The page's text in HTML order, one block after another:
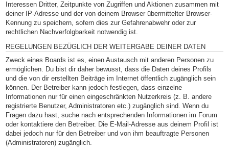
Interessen Dritter, Zeitpunkte von Zugriffen und Aktionen zusammen mit
deiner IP-Adresse und der von deinem Browser übermittelter Browser-
Kennung zu speichern, sofern dies zur Gefahrenabwehr oder zur
rechtlichen Nachverfolgbarkeit notwendig ist.
REGELUNGEN BEZÜGLICH DER WEITERGABE DEINER DATEN
Zweck eines Boards ist es, einen Austausch mit anderen Personen zu
ermöglichen. Du bist dir daher bewusst, dass die Daten deines Profils
und die von dir erstellten Beiträge im Internet öffentlich zugänglich sein
können. Der Betreiber kann jedoch festlegen, dass einzelne
Informationen nur für einen eingeschränkten Nutzerkreis (z. B. andere
registrierte Benutzer, Administratoren etc.) zugänglich sind. Wenn du
Fragen dazu hast, suche nach entsprechenden Informationen im Forum
oder kontaktiere den Betreiber. Die E-Mail-Adresse aus deinem Profil ist
dabei jedoch nur für den Betreiber und von ihm beauftragte Personen
(Administratoren) zugänglich.